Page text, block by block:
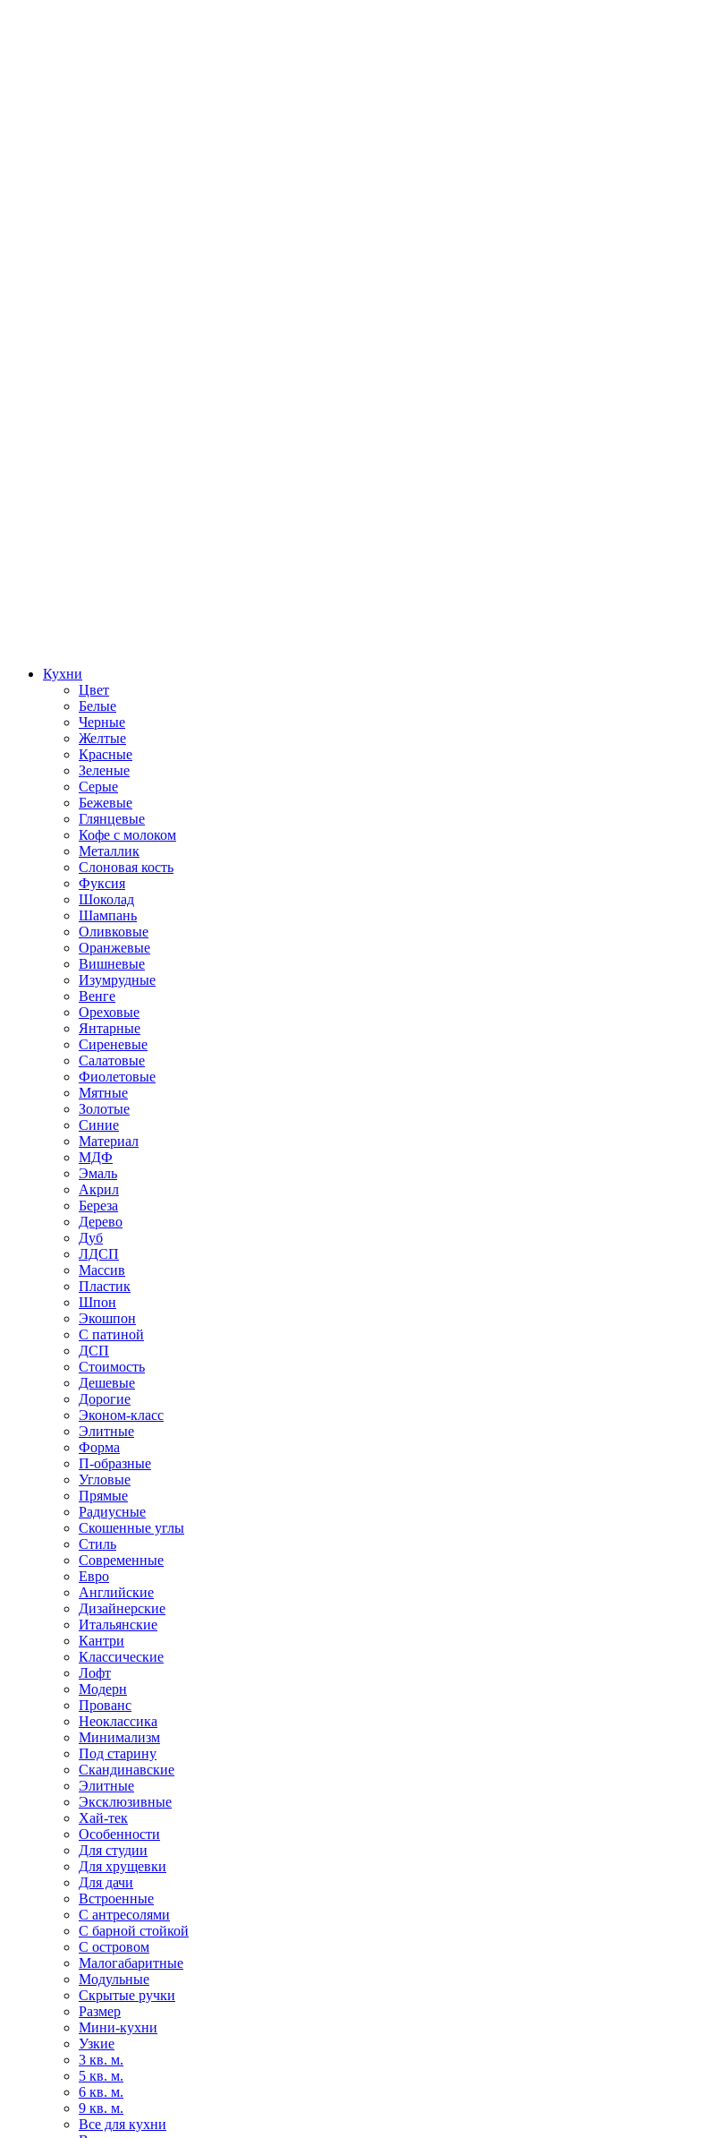
Кухни
Цвет
Белые
Черные
Желтые
Красные
Зеленые
Серые
Бежевые
Глянцевые
Кофе с молоком
Металлик
Слоновая кость
Фуксия
Шоколад
Шампань
Оливковые
Оранжевые
Вишневые
Изумрудные
Венге
Ореховые
Янтарные
Сиреневые
Салатовые
Фиолетовые
Мятные
Золотые
Синие
Материал
МДФ
Эмаль
Акрил
Береза
Дерево
Дуб
ЛДСП
Массив
Пластик
Шпон
Экошпон
С патиной
ДСП
Стоимость
Дешевые
Дорогие
Эконом-класс
Элитные
Форма
П-образные
Угловые
Прямые
Радиусные
Скошенные углы
Стиль
Современные
Евро
Английские
Дизайнерские
Итальянские
Кантри
Классические
Лофт
Модерн
Прованс
Неоклассика
Минимализм
Под старину
Скандинавские
Элитные
Эксклюзивные
Хай-тек
Особенности
Для студии
Для хрущевки
Для дачи
Встроенные
С антресолями
С барной стойкой
С островом
Малогабаритные
Модульные
Скрытые ручки
Размер
Мини-кухни
Узкие
3 кв. м.
5 кв. м.
6 кв. м.
9 кв. м.
Все для кухни